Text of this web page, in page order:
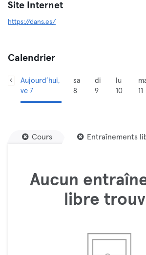
Site Internet
https://dans.es/
Calendrier
Aujourd’hui,
ve 7
sa
8
di
9
lu
10
11
Cours Entraînements
Aucun
libre